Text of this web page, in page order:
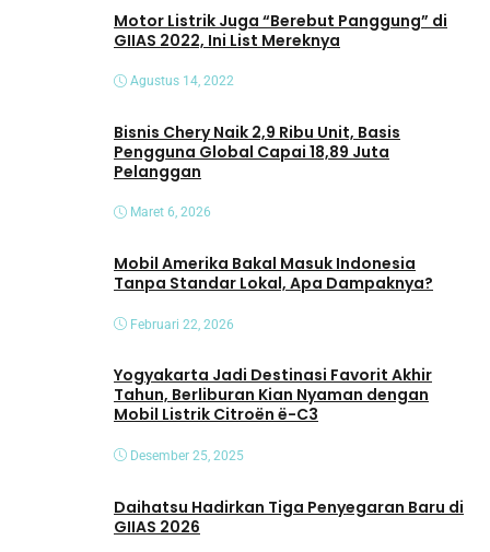
Motor Listrik Juga “Berebut Panggung” di
GIIAS 2022, Ini List Mereknya
Agustus 14, 2022
Bisnis Chery Naik 2,9 Ribu Unit, Basis
Pengguna Global Capai 18,89 Juta
Pelanggan
Maret 6, 2026
Mobil Amerika Bakal Masuk Indonesia
Tanpa Standar Lokal, Apa Dampaknya?
Februari 22, 2026
Yogyakarta Jadi Destinasi Favorit Akhir
Tahun, Berliburan Kian Nyaman dengan
Mobil Listrik Citroën ë-C3
Desember 25, 2025
Daihatsu Hadirkan Tiga Penyegaran Baru di
GIIAS 2026